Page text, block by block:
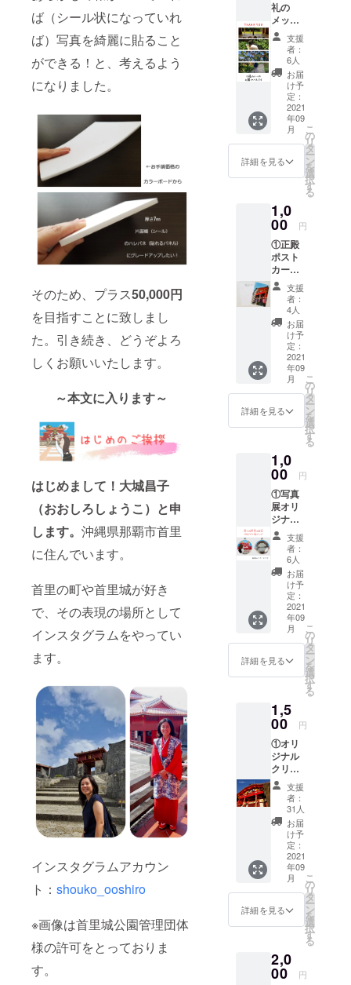
ば（シール状になっていれ
ば）写真を綺麗に貼ること
ができる！と、考えるよう
になりました。
そのため、プラス50,000円
を目指すことに致しまし
た。引き続き、どうぞよろ
しくお願いいたします。
～本文に入ります～
はじめまして！大城昌子
（おおしろしょうこ）と申
します。 沖縄県那覇市首里
に住んでいます。
首里の町や首里城が好き
で、その表現の場所として
インスタグラムをやってい
ます。
インスタグラムアカウン
ト： shouko_ooshiro
※画像は首里城公園管理団体
様の許可をとっておりま
す。
問い合わせ
先:
shurikko103
1@gmail.co
m
礼の
メッ
セージ
メー
ル』を
お届け
いたし
ます。
★グッ
ズ（リ
ター
ン）は
不要で
すとい
乗せし
てご支
援いた
だくこ
とも可
能で
す。
支援
者：
6人
お届
け予
定：
2021
年09
月
詳細を見る
こ
の
リ
タ
ー
ン
を
選
択
す
る
1,0
00 円
①正殿
ポスト
カード
１枚 ②
お礼の
メッ
セージ
カード
支援
者：
4人
お届
け予
定：
2021
年09
月
詳細を見る
こ
の
リ
タ
ー
ン
を
選
択
す
る
1,0
00 円
①写真
展オリ
ジナル
缶バッ
ジ ②
お礼の
メッ
セージ
カード
支援
者：
6人
お届
け予
定：
2021
年09
月
詳細を見る
こ
の
リ
タ
ー
ン
を
選
択
す
る
1,5
00 円
①オリ
ジナル
クリア
ファイ
ル （表
面に正
殿、裏
面には
首里城
にある
全ての
門をプ
リン
ト） ②
お礼の
カード
支援
者：
31人
お届
け予
定：
2021
年09
月
詳細を見る
こ
の
リ
タ
ー
ン
を
選
択
す
る
2,0
00 円